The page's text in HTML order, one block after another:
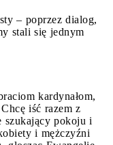
– poprzez dialog,
stali się jednym
kardynałom,
iść razem z
szukający pokoju i
i mężczyźni